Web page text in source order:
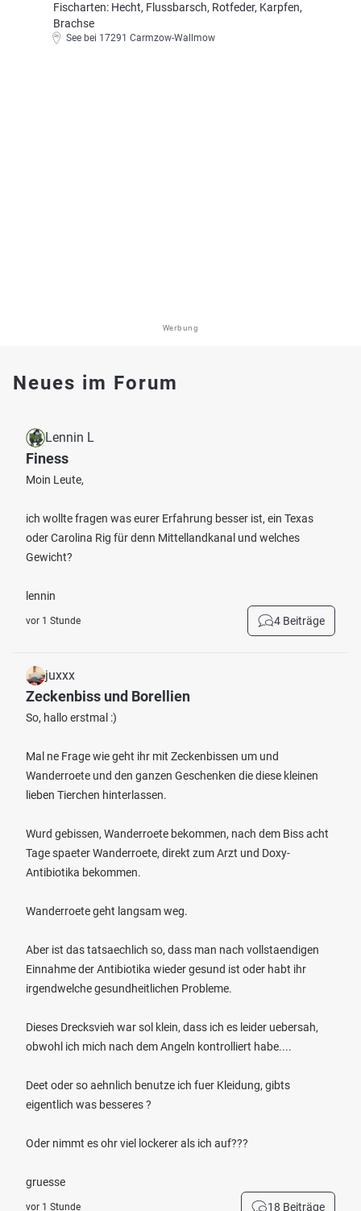
Fischarten: Hecht, Flussbarsch, Rotfeder, Karpfen,
Brachse
See bei 17291 Carmzow-Wallmow
Werbung
Neues im Forum
Lennin L
Finess
Moin Leute,
ich wollte fragen was eurer Erfahrung besser ist, ein Texas
oder Carolina Rig für denn Mittellandkanal und welches
Gewicht?
lennin
vor 1 Stunde 4 Beiträge
juxxx
Zeckenbiss und Borellien
So, hallo erstmal :)
Mal ne Frage wie geht ihr mit Zeckenbissen um und
Wanderroete und den ganzen Geschenken die diese kleinen
lieben Tierchen hinterlassen.
Wurd gebissen, Wanderroete bekommen, nach dem Biss acht
Tage spaeter Wanderroete, direkt zum Arzt und Doxy-
Antibiotika bekommen.
Wanderroete geht langsam weg.
Aber ist das tatsaechlich so, dass man nach vollstaendigen
Einnahme der Antibiotika wieder gesund ist oder habt ihr
irgendwelche gesundheitlichen Probleme.
Dieses Drecksvieh war sol klein, dass ich es leider uebersah,
obwohl ich mich nach dem Angeln kontrolliert habe....
Deet oder so aehnlich benutze ich fuer Kleidung, gibts
eigentlich was besseres ?
Oder nimmt es ohr viel lockerer als ich auf???
gruesse
vor 1 Stunde 18 Beiträge